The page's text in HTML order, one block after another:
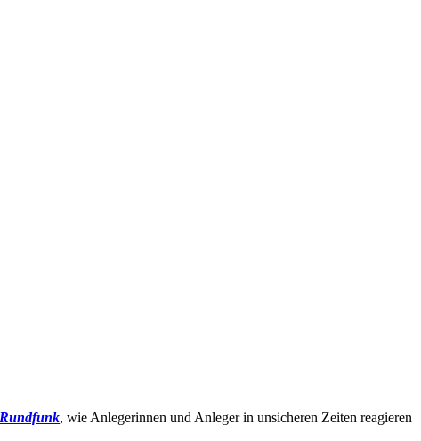
, wie Anlegerinnen und Anleger in unsicheren Zeiten reagieren